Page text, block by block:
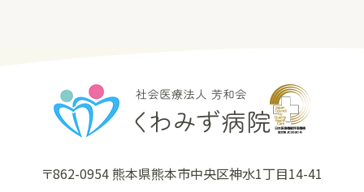
〒862-0954 熊本県熊本市中央区神水1丁目14-41